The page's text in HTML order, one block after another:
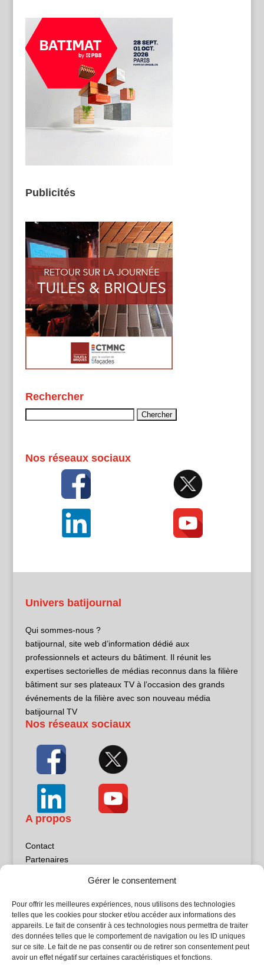
Gérer le consentement
Pour offrir les meilleures expériences, nous utilisons des technologies
telles que les cookies pour stocker et/ou accéder aux informations des
appareils. Le fait de consentir à ces technologies nous permettra de traiter
des données telles que le comportement de navigation ou les ID uniques
sur ce site. Le fait de ne pas consentir ou de retirer son consentement peut
avoir un effet négatif sur certaines caractéristiques et fonctions.
Publicités
Rechercher
Nos réseaux sociaux
Univers batijournal
Qui sommes-nous ?
batijournal, site web d’information dédié aux
professionnels et acteurs du bâtiment. Il réunit les
expertises sectorielles de médias reconnus dans la filière
bâtiment sur ses plateaux TV à l’occasion des grands
événements de la filière avec son nouveau média
batijournal TV
Nos réseaux sociaux
A propos
Contact
Partenaires
Politique de confidentialité
Sites partenaires
5Façades
Atrium Patrimoine